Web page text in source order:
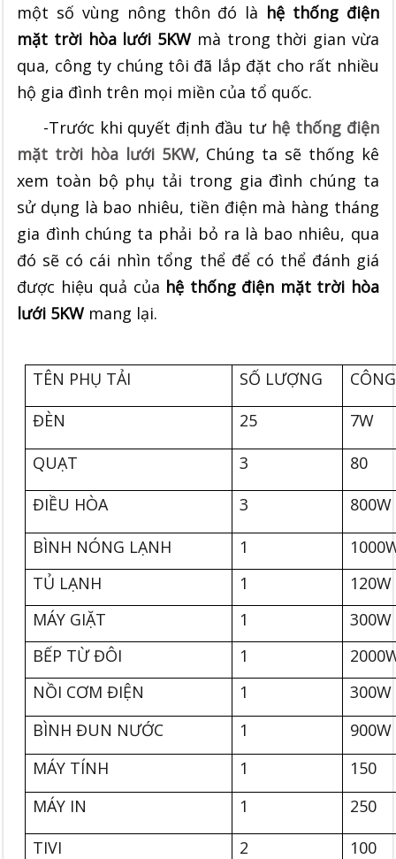
một số vùng nông thôn đó là hệ thống điện
mặt trời hòa lưới 5KW mà trong thời gian vừa
qua, công ty chúng tôi đã lắp đặt cho rất nhiều
hộ gia đình trên mọi miền của tổ quốc.
-Trước khi quyết định đầu tư hệ thống điện
mặt trời hòa lưới 5KW, Chúng ta sẽ thống kê
xem toàn bộ phụ tải trong gia đình chúng ta
sử dụng là bao nhiêu, tiền điện mà hàng tháng
gia đình chúng ta phải bỏ ra là bao nhiêu, qua
đó sẽ có cái nhìn tổng thể để có thể đánh giá
được hiệu quả của hệ thống điện mặt trời hòa
lưới 5KW mang lại.
TÊN PHỤ TẢI SỐ LƯỢNG
ĐÈN
25
7W
QUẠT
3
80
ĐIỀU HÒA
3
800W
BÌNH NÓNG LẠNH
1
TỦ LẠNH
1
120W
MÁY GIẶT
1
300W
BẾP TỪ ĐÔI
1
NỒI CƠM ĐIỆN
1
300W
BÌNH ĐUN NƯỚC
1
900W
MÁY TÍNH
1
150
MÁY IN
1
250
TIVI
2
100